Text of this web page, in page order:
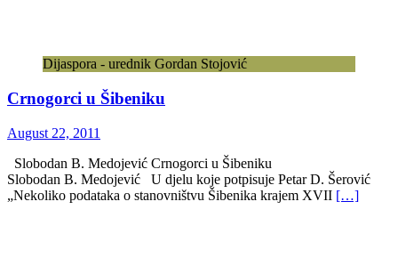
Dijaspora - urednik Gordan Stojović
Crnogorci u Šibeniku
August 22, 2011
Slobodan B. Medojević Crnogorci u Šibeniku
Slobodan B. Medojević U djelu koje potpisuje Petar D. Šerović
„Nekoliko podataka o stanovništvu Šibenika krajem XVII […]